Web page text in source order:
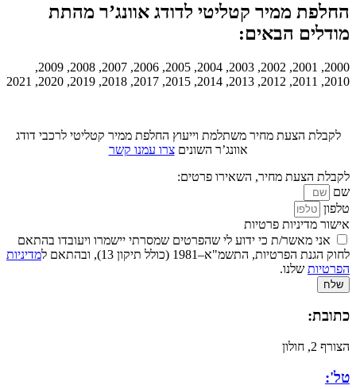
החלפת ממיר קטליטי לדודג אוונג’ר מהתת
מודלים הבאים:
2000, 2001, 2002, 2003, 2004, 2005, 2006, 2007, 2008, 2009,
2010, 2011, 2012, 2013, 2014, 2015, 2017, 2018, 2019, 2020, 2021
לקבלת הצעת מחיר משתלמת וייעוץ החלפת ממיר קטליטי לרכבי דודג
אוונג’ר השוניםצרו עמנו קשר
לקבלת הצעת מחיר, השאירו פרטים:
שם
טלפון
אישור מדיניות פרטיות
אני מאשר/ת כי ידוע לי שהפרטים שמסרתי יישמרו ויעובדו בהתאם
לחוק הגנת הפרטיות, התשמ"א–1981 (כולל תיקון 13), ובהתאם ל
מדיניות
הפרטיות שלנו.
שלח
כתובת:
הצורף 2, חולון
טל':